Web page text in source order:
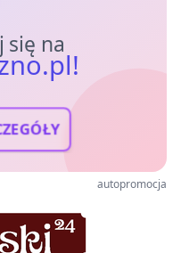
się na
autopromocja